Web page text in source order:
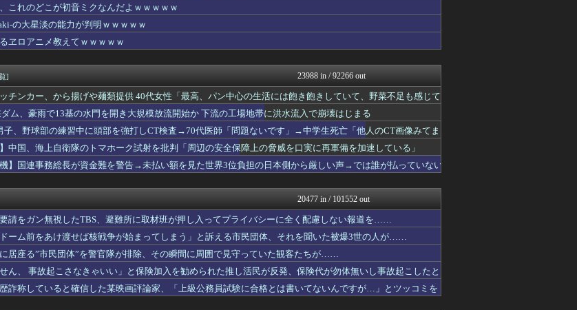
アメリカ政府によるネットミームとしての任天堂やポケモ...
外観とスペックは今でも見劣りしない！
カ惨敗」米イラン、終戦MOU署名方式で対立…イランは...
韓国ニュース反応まとめ
者が愛した日本のチョーク、社長が最後に選んだ相手」
◯◯が見える角度
乃木坂46まとめ 乃木りん...
奥様は鬼女-DQN返しまと...
が栄養剤になった」８勝目の竹丸和幸たたえる「悩んだ」...
なんじぇいスタジアム＠なん...
カードケースを8月7日に発売、個人情報を可愛くスマ...
ファ板速報
J2・J3百年構想リーグ王者の仙台を撃破！槙野...
ドメサカブログ
国は大きな経済的恩恵を享受→データでもはっきり日本一...
国難にあってもの申す！！
奴ｗｗｗｗｗｗｗｗｗ
ゴールデンタイムズ
社、境内におけるコスプレや軍装の禁止を発表
もえるあじあ(･∀･)
際の買い出しをしてたのに「どんだけ食べるのｗ」と店員...
奥様は鬼女-DQN返しまと...
子が娘のお気に入りにアクセサリーを壊してしまった。そ...
性接待報道、海外でも大騒ぎに・・・2002年W杯4強...
海外の反応 お隣速報
、トランプ相場を痛烈批判「バカどもが輝く時だ」
かせまと！
（2026.8.8）
鷹速@ホークスまとめブログ
っしゃ！宅飲みするぞ！！」→コーラ、ミロ、カルピス！...
わんこーる速報！
うこそ真夏のショータイムSP」グッズ・リアルイベント...
ミニゴブ速報 ～グラブルま...
10キロ増えたらこうなった」
(*ﾟ∀ﾟ)ゞカガクニュー...
10キロ増えたらこうなった」
VIPワイドガイド
かって言ったら圧倒的にアメリカだわね
育児板拾い読み
、これのどこが初音ミクなんだよｗｗｗｗｗ
の大星淡の能力が判明ｗｗｗｗｗ
ヱロアニメ教えてｗｗｗｗｗ
] 23988 in / 92266 out
ッチンカー、から揚げや麺類提供 40代女性「最高、パン中心の生活には飽き飽きしていて、野菜不足も感じて
信タイトル「パンに飽き飽き」
ダム、豪雨で13基の水門を開き大規模放流開始か 下流の工場地帯に洪水流入で崩壊はじまる
子、野球部の練習中に頭部を強打しCT検査→70代医師「問題ないです」→中学生死亡「他人のCT画像みてま
】中国、海上自衛隊のトマホーク試射を批判「周辺の安全保障上の脅威を口実に再軍備を加速している」
機】国連事務総長が資金難を警告→未払い額を見た世界3位負担の日本側から厳しい声→では誰が払っていない
20477 in / 101552 out
請をガン無視したTBS、避難所に取材班が押し入ってプライバシーに全く配慮しない報道を……
ドーム前をあけ渡せば核戦争が始まってしまう」と訴える市民団体、それを聞いた被爆3世の人が……
居座る”市民団体”を警官隊が排除、その瞬間に周囲で見守っていた観客たちが……
せん、 事故起こさなきゃいい」と保険加入を勧められた推し活民が反発、保険代が勿体無いし事故起こしたと
詐称していると確信した某映画評論家、「上級公務員試験に合格とは書いてないんですが…」とツッコミを